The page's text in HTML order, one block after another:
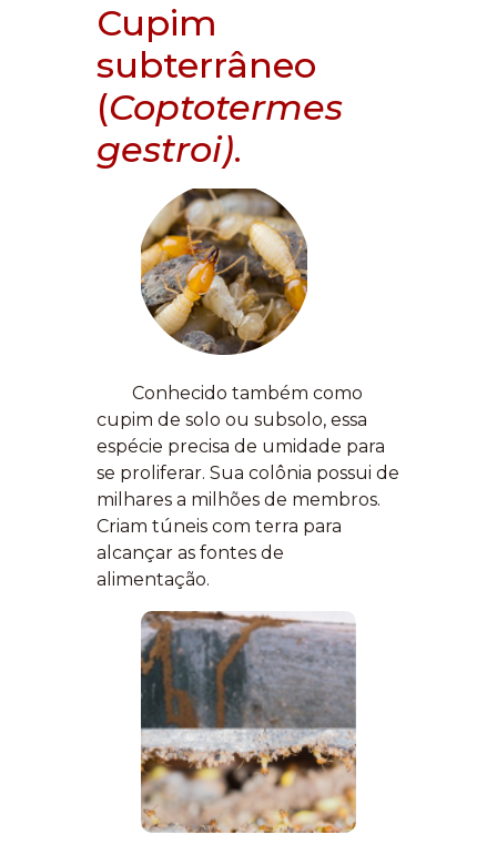
Cupim
subterrâneo
(Coptotermes
gestroi).
Conhecido também como
cupim de solo ou subsolo, essa
espécie precisa de umidade para
se proliferar. Sua colônia possui de
milhares a milhões de membros.
Criam túneis com terra para
alcançar as fontes de
alimentação.